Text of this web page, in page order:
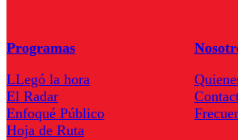
Programas
LLegó la hora
El Radar
Enfoqué Público
Hoja de Ruta